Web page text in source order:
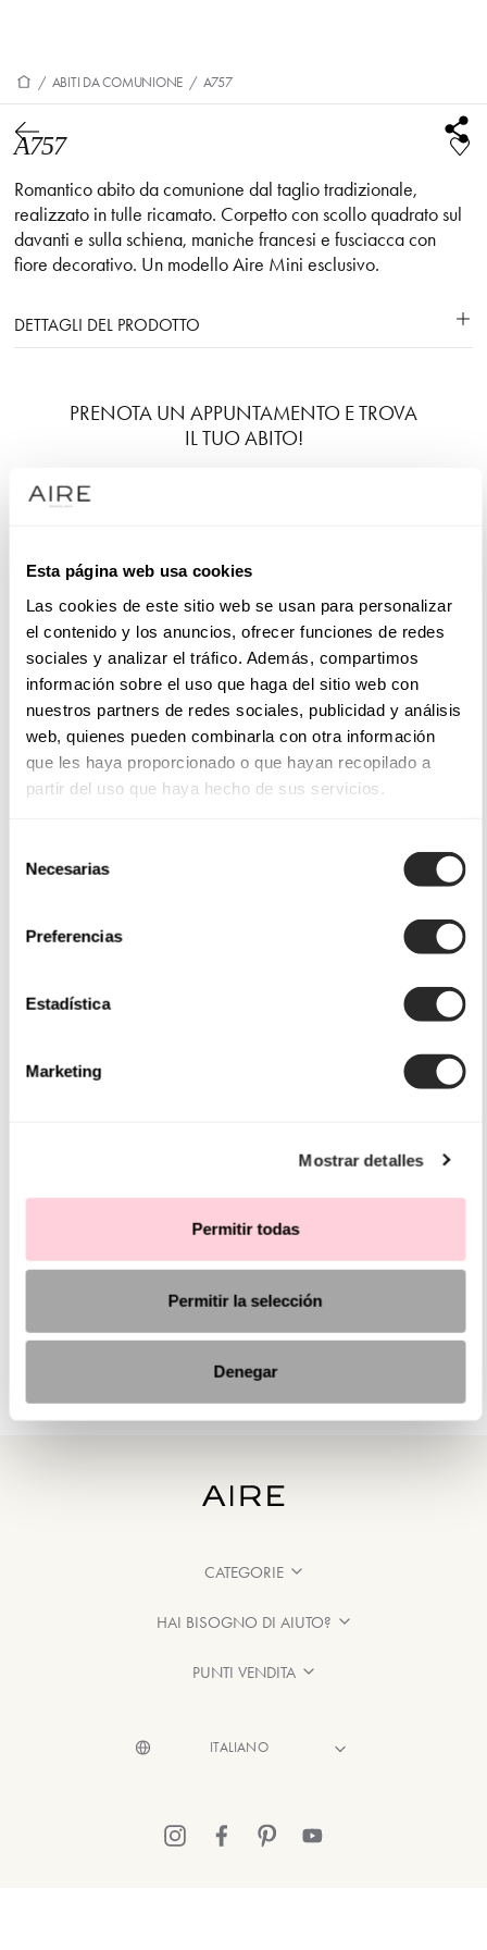
Esta página web usa cookies
Las cookies de este sitio web se usan para personalizar
el contenido y los anuncios, ofrecer funciones de redes
sociales y analizar el tráfico. Además, compartimos
información sobre el uso que haga del sitio web con
nuestros partners de redes sociales, publicidad y análisis
web, quienes pueden combinarla con otra información
que les haya proporcionado o que hayan recopilado a
partir del uso que haya hecho de sus servicios.
Necesarias
Preferencias
Estadística
Marketing
Mostrar detalles
Permitir todas
Permitir la selección
Denegar
/ ABITI DA COMUNIONE / A757
A757
Romantico abito da comunione dal taglio tradizionale,
realizzato in tulle ricamato. Corpetto con scollo quadrato sul
davanti e sulla schiena, maniche francesi e fusciacca con
fiore decorativo. Un modello Aire Mini esclusivo.
DETTAGLI DEL PRODOTTO
PRENOTA UN APPUNTAMENTO E TROVA
IL TUO ABITO!
CATEGORIE
HAI BISOGNO DI AIUTO?
PUNTI VENDITA